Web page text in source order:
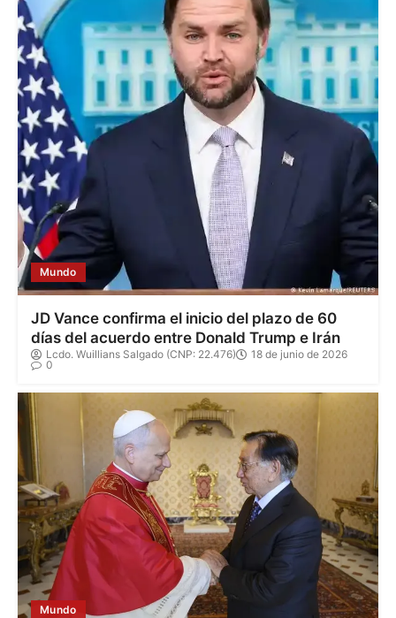
Mundo
JD Vance confirma el inicio del plazo de 60
días del acuerdo entre Donald Trump e Irán
Lcdo. Wuillians Salgado (CNP: 22.476)
18 de junio de 2026
0
Mundo